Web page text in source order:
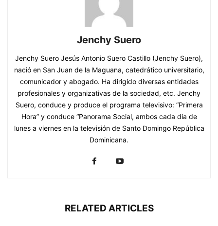
Jenchy Suero
Jenchy Suero Jesús Antonio Suero Castillo (Jenchy Suero),
nació en San Juan de la Maguana, catedrático universitario,
comunicador y abogado. Ha dirigido diversas entidades
profesionales y organizativas de la sociedad, etc. Jenchy
Suero, conduce y produce el programa televisivo: “Primera
Hora” y conduce “Panorama Social, ambos cada día de
lunes a viernes en la televisión de Santo Domingo República
Dominicana.
RELATED ARTICLES